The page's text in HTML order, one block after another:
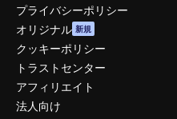
プライバシーポリシー
オリジナル 新規
クッキーポリシー
トラストセンター
アフィリエイト
法人向け